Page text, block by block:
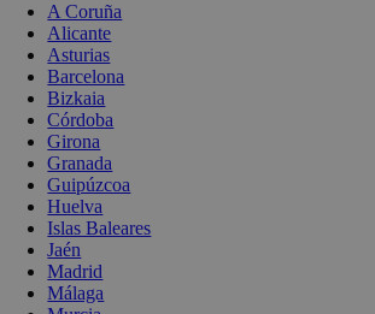
A Coruña
Alicante
Asturias
Barcelona
Bizkaia
Córdoba
Girona
Granada
Guipúzcoa
Huelva
Islas Baleares
Jaén
Madrid
Málaga